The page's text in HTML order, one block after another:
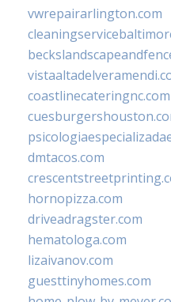
vwrepairarlington.com
coastlinecateringnc.com
dmtacos.com
hornopizza.com
driveadragster.com
hematologa.com
lizaivanov.com
guesttinyhomes.com